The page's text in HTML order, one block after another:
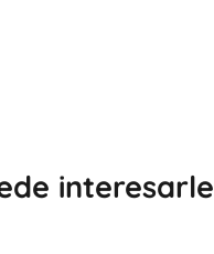
interesarle